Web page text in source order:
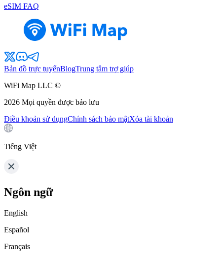
eSIM FAQ
Bản đồ trực tuyếnBlogTrung tâm trợ giúp
WiFi Map LLC ©
2026 Mọi quyền được bảo lưu
Điều khoản sử dụngChính sách bảo mậtXóa tài khoản
Tiếng Việt
Ngôn ngữ
English
Español
Français